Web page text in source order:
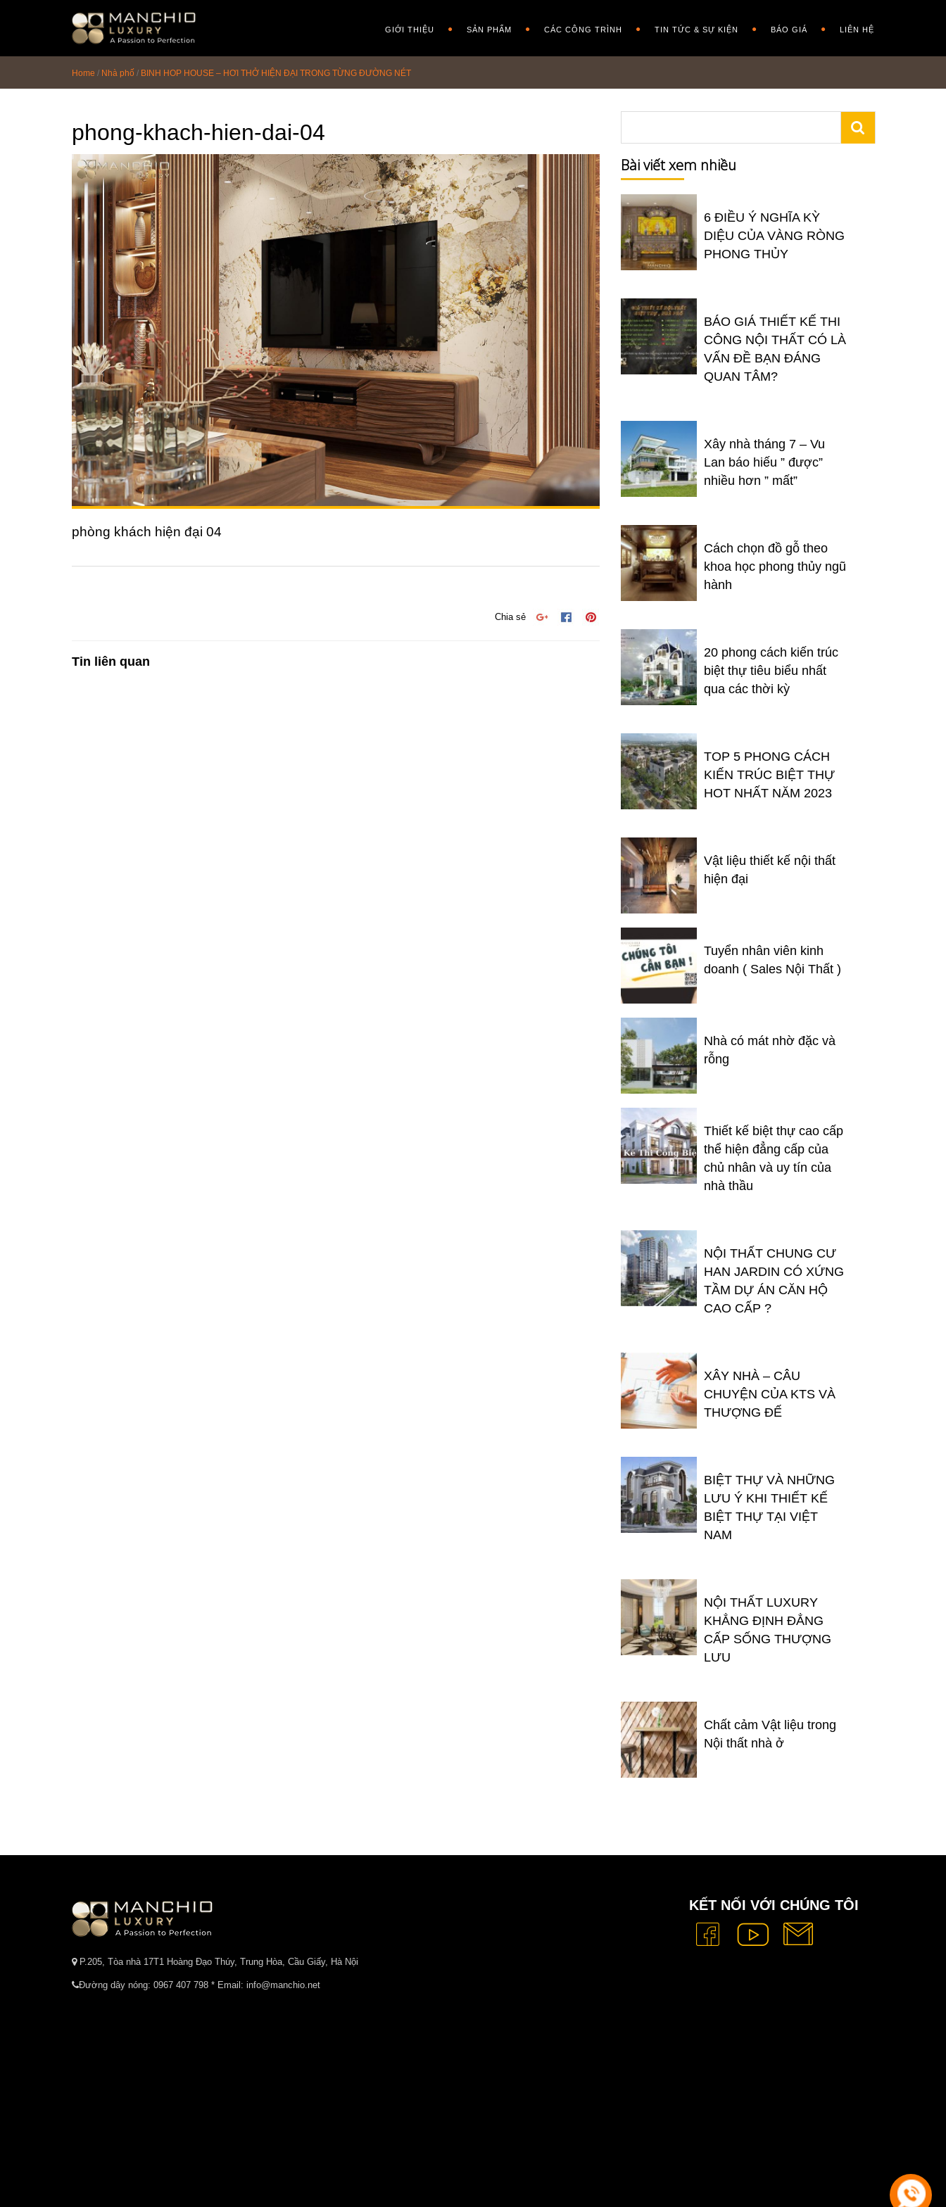
GIỚI THIỆU SẢN PHẨM CÁC CÔNG TRÌNH TIN TỨC & SỰ KIỆN BÁO GIÁ LIÊN HỆ
Home / Nhà phố / BINH HOP HOUSE – HƠI THỞ HIỆN ĐẠI TRONG TỪNG ĐƯỜNG NÉT
phong-khach-hien-dai-04
phòng khách hiện đại 04
Chia sẻ
Tin liên quan
Bài viết xem nhiều
6 ĐIỀU Ý NGHĨA KỲ
DIỆU CỦA VÀNG RÒNG
PHONG THỦY
BÁO GIÁ THIẾT KẾ THI
CÔNG NỘI THẤT CÓ LÀ
VẤN ĐỀ BẠN ĐÁNG
QUAN TÂM?
Xây nhà tháng 7 – Vu
Lan báo hiếu ” được”
nhiều hơn ” mất”
Cách chọn đồ gỗ theo
khoa học phong thủy ngũ
hành
20 phong cách kiến trúc
biệt thự tiêu biểu nhất
qua các thời kỳ
TOP 5 PHONG CÁCH
KIẾN TRÚC BIỆT THỰ
HOT NHẤT NĂM 2023
Vật liệu thiết kế nội thất
hiện đại
Tuyển nhân viên kinh
doanh ( Sales Nội Thất )
Nhà có mát nhờ đặc và
rỗng
Thiết kế biệt thự cao cấp
thể hiện đẳng cấp của
chủ nhân và uy tín của
nhà thầu
NỘI THẤT CHUNG CƯ
HAN JARDIN CÓ XỨNG
TẦM DỰ ÁN CĂN HỘ
CAO CẤP ?
XÂY NHÀ – CÂU
CHUYỆN CỦA KTS VÀ
THƯỢNG ĐẾ
BIỆT THỰ VÀ NHỮNG
LƯU Ý KHI THIẾT KẾ
BIỆT THỰ TẠI VIỆT
NAM
NỘI THẤT LUXURY
KHẲNG ĐỊNH ĐẲNG
CẤP SỐNG THƯỢNG
LƯU
Chất cảm Vật liệu trong
Nội thất nhà ở
P.205, Tòa nhà 17T1 Hoàng Đạo Thúy, Trung Hòa, Cầu Giấy, Hà Nội
Đường dây nóng: 0967 407 798 * Email: info@manchio.net
KẾT NỐI VỚI CHÚNG TÔI